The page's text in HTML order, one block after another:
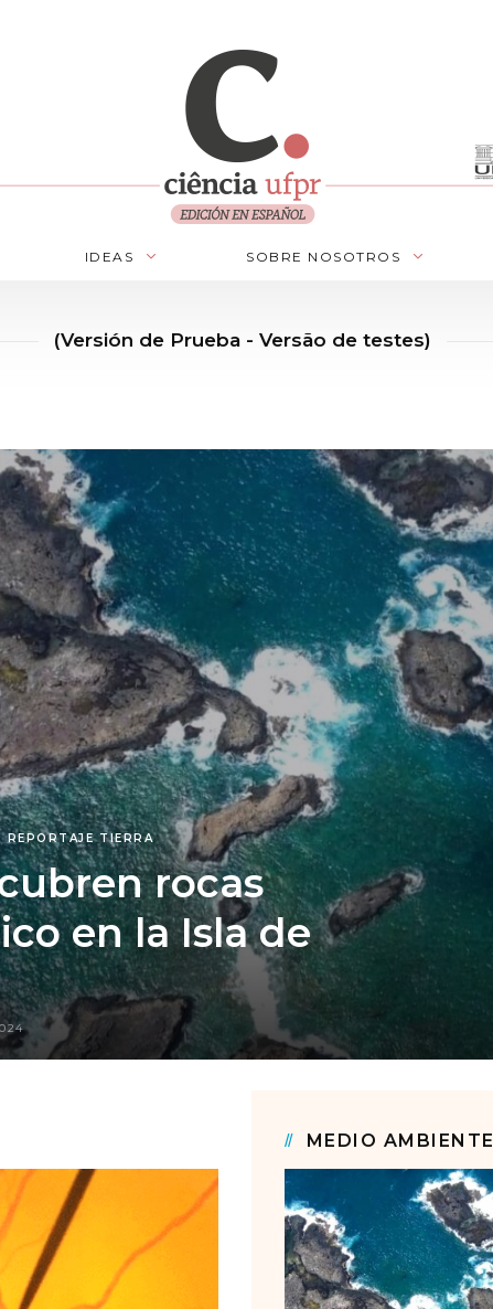
IDEAS SOBRE NOSOTROS
(Versión de Prueba - Versão de testes)
REPORTAJE TIERRA
rocas
en la Isla de
MEDIO AMBIENTE